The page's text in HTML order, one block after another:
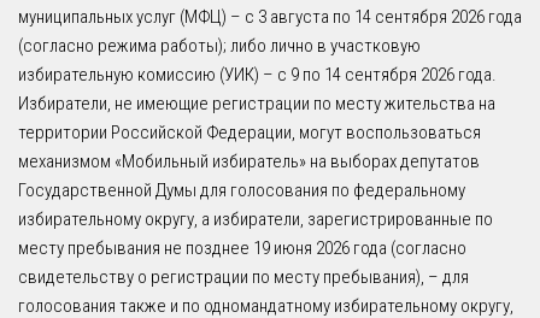
муниципальных услуг (МФЦ) – с 3 августа по 14 сентября 2026 года
(согласно режима работы); либо лично в участковую
избирательную комиссию (УИК) – с 9 по 14 сентября 2026 года.
Избиратели, не имеющие регистрации по месту жительства на
территории Российской Федерации, могут воспользоваться
механизмом «Мобильный избиратель» на выборах депутатов
Государственной Думы для голосования по федеральному
избирательному округу, а избиратели, зарегистрированные по
месту пребывания не позднее 19 июня 2026 года (согласно
свидетельству о регистрации по месту пребывания), – для
голосования также и по одномандатному избирательному округу,